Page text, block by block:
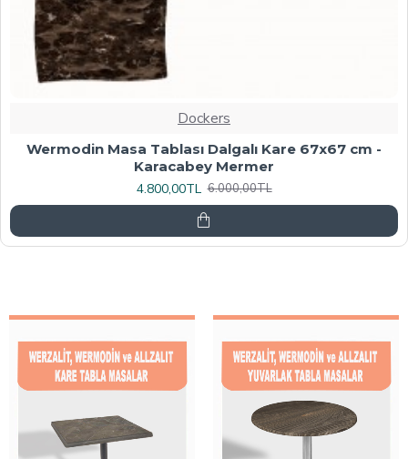
Dockers
Werzalit, Allzalit veya Wermodin Masa Tablası
70X120 - Afyon Mermer
6.080,00TL 7.600,00TL